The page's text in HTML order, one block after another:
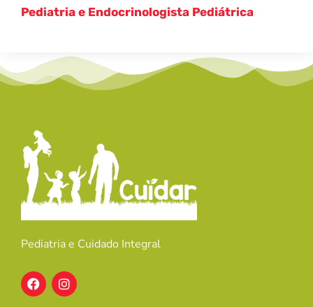
Pediatria e Endocrinologista Pediátrica
Pediatria e Cuidado Integral